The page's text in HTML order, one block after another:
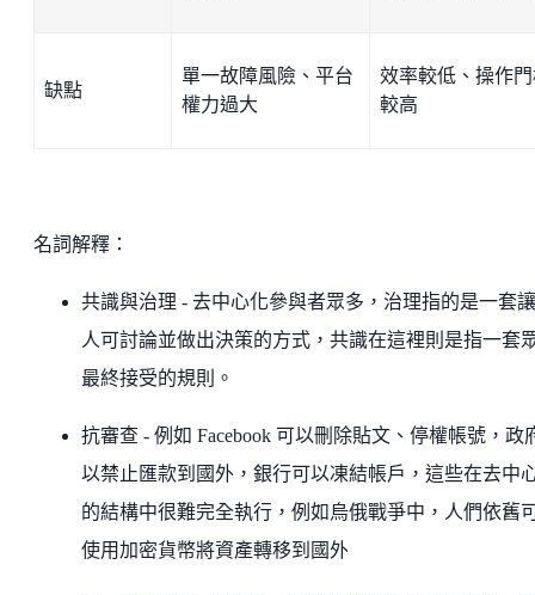
缺點
單一故障風險、平台
權力過大
效率較低、操作
較高
名詞解釋：
共識與治理 - 去中心化參與者眾多，治理指的是一套
人可討論並做出決策的方式，共識在這裡則是指一套
最終接受的規則。
抗審查 - 例如 Facebook 可以刪除貼文、停權帳號，政
以禁止匯款到國外，銀行可以凍結帳戶，這些在去中
的結構中很難完全執行，例如烏俄戰爭中，人們依舊
使用加密貨幣將資產轉移到國外